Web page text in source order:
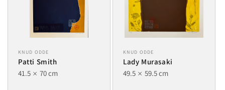
KNUD ODDE
Patti Smith
41.5
70 cm
KNUD ODDE
Lady Murasaki
49.5
59.5 cm